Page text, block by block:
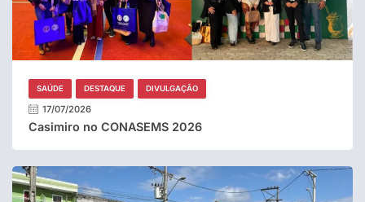
SAÚDE DESTAQUE DIVULGAÇÃO
17/07/2026
Casimiro no CONASEMS 2026